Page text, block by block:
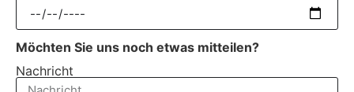
Möchten Sie uns noch etwas mitteilen?
Nachricht